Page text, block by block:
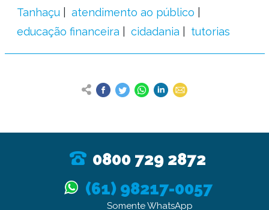
Tanhaçu
atendimento ao público
educação financeira
cidadania tutorias
0800 729 2872
(61) 98217-0057
Somente WhatsApp